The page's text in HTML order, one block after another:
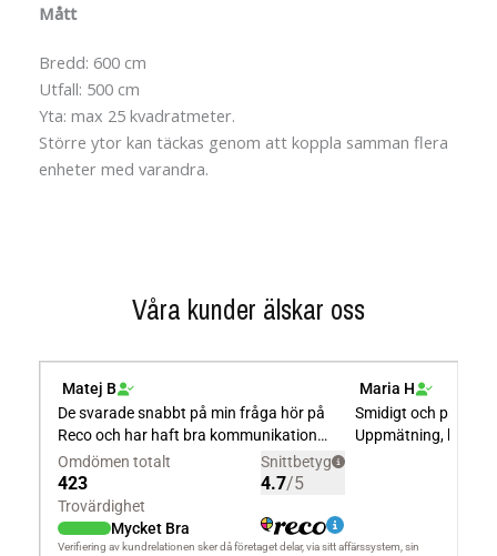
Mått
Bredd: 600 cm
Utfall: 500 cm
Yta: max 25 kvadratmeter.
Större ytor kan täckas genom att koppla samman flera
enheter med varandra.
Våra kunder älskar oss